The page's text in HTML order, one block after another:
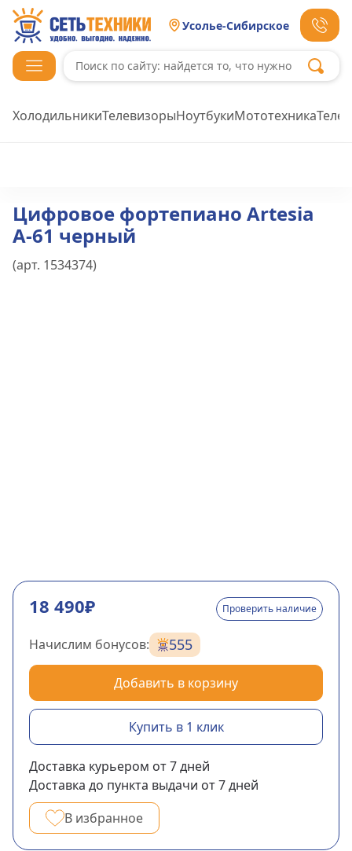
Усолье-Сибирское
ХолодильникиТелевизорыНоутбукиМототехника
Цифровое фортепиано Artesia
A-61 черный
(арт. 1534374)
18 490₽ Проверить наличие
Начислим бонусов: 555
Добавить в корзину
Купить в 1 клик
Доставка курьером от 7дней
Доставка до пункта выдачи от 7дней
В избранное